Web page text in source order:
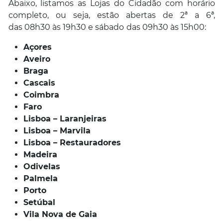
Abaixo, listamos as Lojas do Cidadão com horário
completo, ou seja, estão abertas de 2ª a 6ª,
das 08h30 às 19h30 e sábado das 09h30 às 15h00:
Açores
Aveiro
Braga
Cascais
Coimbra
Faro
Lisboa – Laranjeiras
Lisboa – Marvila
Lisboa – Restauradores
Madeira
Odivelas
Palmela
Porto
Setúbal
Vila Nova de Gaia